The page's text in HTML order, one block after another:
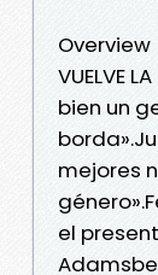
Overview
VUELVE
bien un
mejores
el